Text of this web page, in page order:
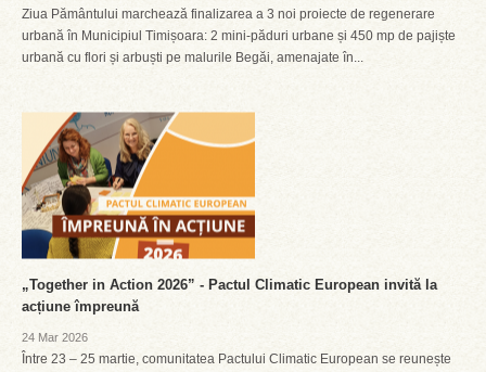
Ziua Pământului marchează finalizarea a 3 noi proiecte de regenerare
urbană în Municipiul Timișoara: 2 mini-păduri urbane și 450 mp de pajiște
urbană cu flori și arbuști pe malurile Begăi, amenajate în...
„Together in Action 2026” - Pactul Climatic European invită la
acțiune împreună
24 Mar 2026
Între 23 – 25 martie, comunitatea Pactului Climatic European se reunește